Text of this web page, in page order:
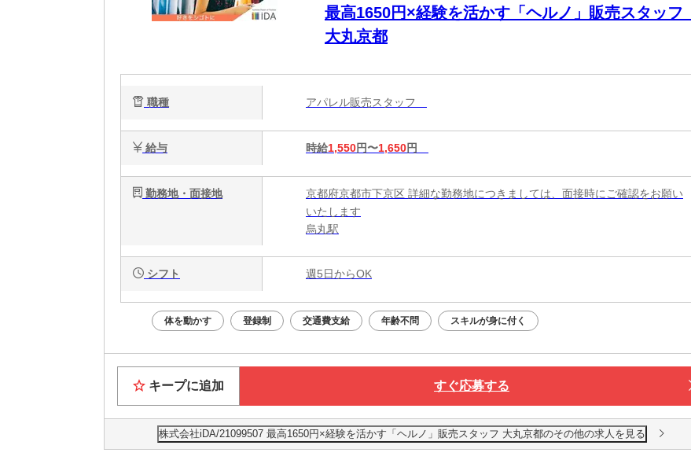
最高1650円×経験を活かす「ヘルノ」販売スタッフ
大丸京都
職種 アパレル販売スタッフ
給与 時給1,550円〜1,650円
勤務地・面接地
京都府京都市下京区 詳細な勤務地につきましては、面接時にご確認をお願い
いたします
烏丸駅
シフト 週5日からOK
体を動かす 登録制 交通費支給 年齢不問 スキルが身に付く
キープに追加 すぐ応募する
株式会社iDA/21099507 最高1650円×経験を活かす「ヘルノ」販売スタッフ 大丸京都のその他の求人を見る